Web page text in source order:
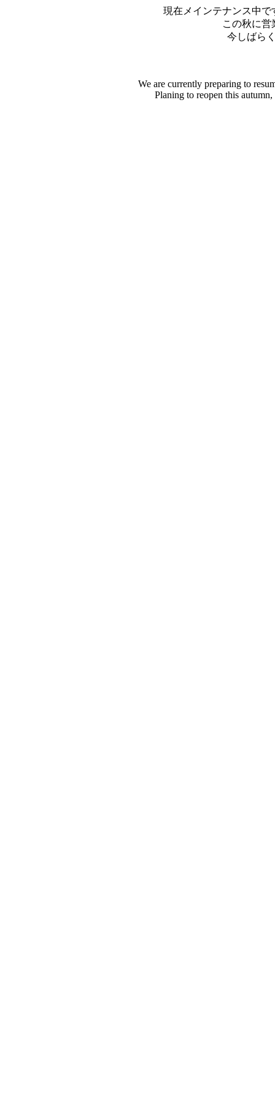
現在メインテナンス中
この秋に営
今しばら
We are currently preparing to
Planing to reopen this